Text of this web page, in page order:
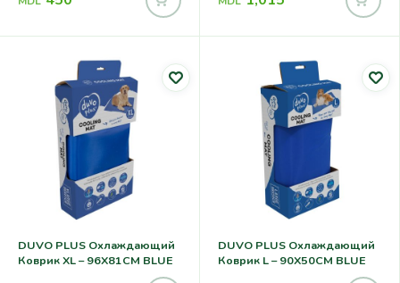
DUVO PLUS Охлаждающий
Коврик XL – 96X81CM BLUE
DUVO PLUS Охлаждающий
Коврик L – 90X50CM BLUE